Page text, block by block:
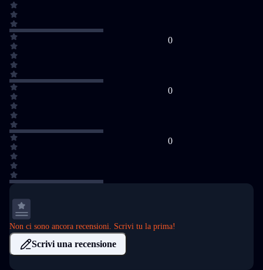
0
0
0
Non ci sono ancora recensioni. Scrivi tu la prima!
Scrivi una recensione